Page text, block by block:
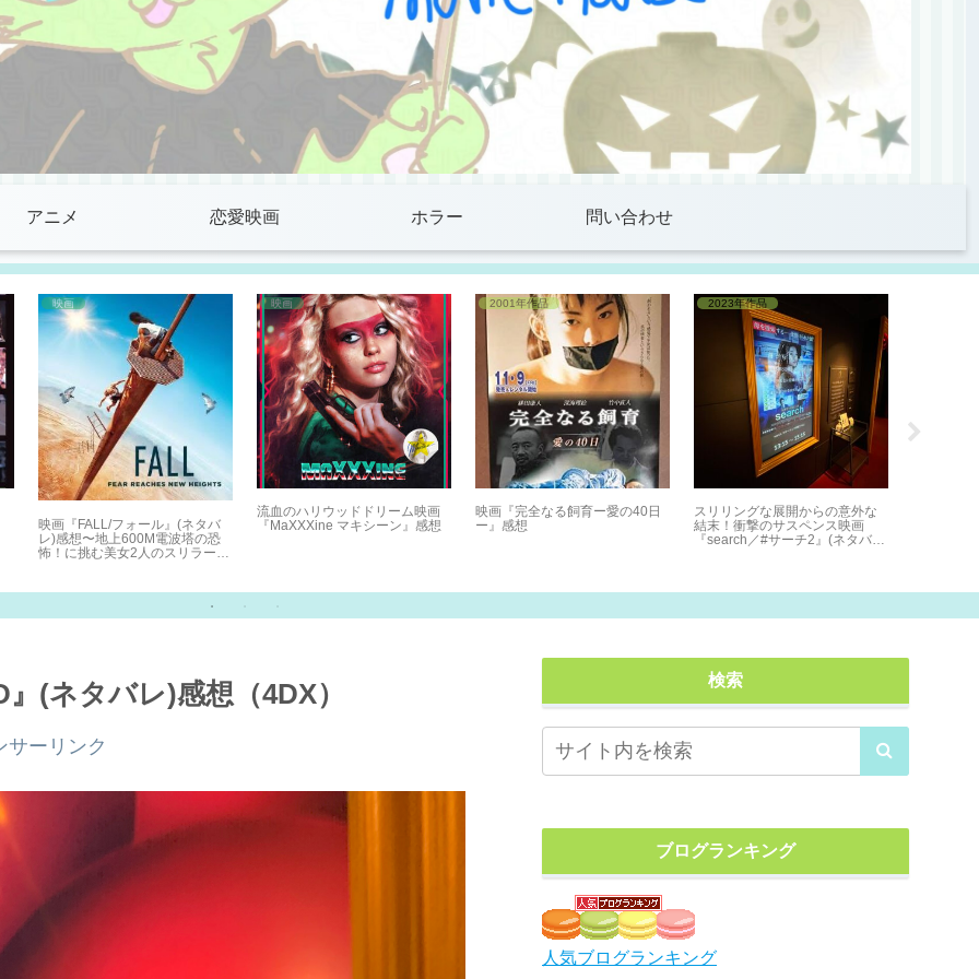
アニメ 恋愛映画 ホラー 問い合わせ
映画
映画『FALL/フォール』(ネタバ
レ)感想〜地上600M電波塔の恐
怖！に挑む美女2人のスリラー映
映画
流血のハリウッドドリーム映画
『MaXXXine マキシーン』感想
2001年作品
映画『完全なる飼育ー愛の40日
ー』感想
2023年作品
スリリングな展開からの意外な
結末！衝撃のサスペンス映画
『search／#サーチ2』(ネタバ
(ネタバレ)感想（4DX）
サーリンク
検索
ブログランキング
人気ブログランキング